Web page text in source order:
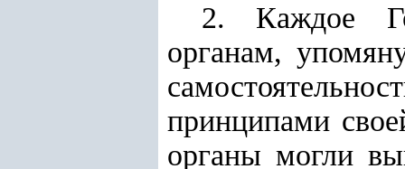
2. Каждое
органам,
принципами
органы могли